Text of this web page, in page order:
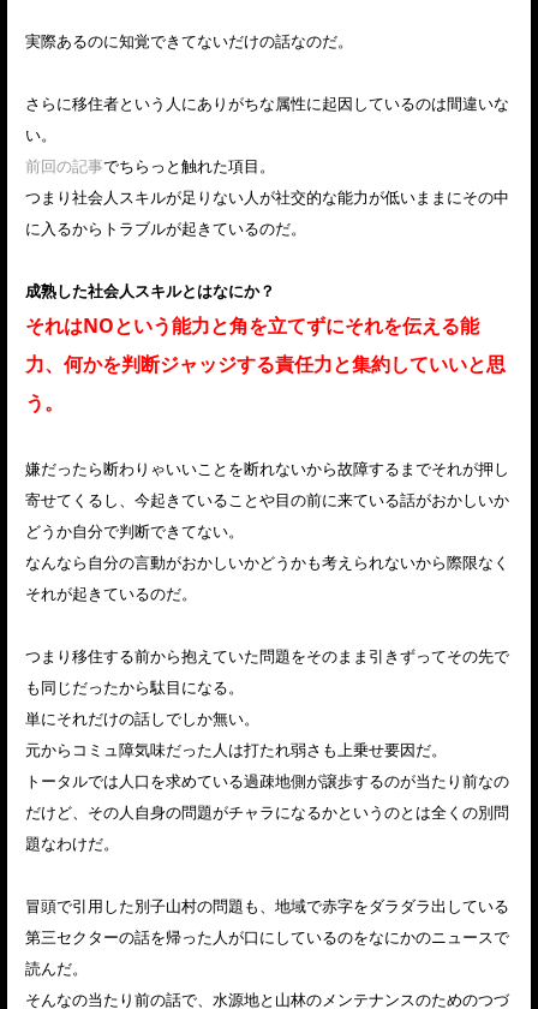
実際あるのに知覚できてないだけの話なのだ。
さらに移住者という人にありがちな属性に起因しているのは間違いな
い。
前回の記事でちらっと触れた項目。
つまり社会人スキルが足りない人が社交的な能力が低いままにその中
に入るからトラブルが起きているのだ。
成熟した社会人スキルとはなにか？
それはNOという能力と角を立てずにそれを伝える能
力、何かを判断ジャッジする責任力と集約していいと思
う。
嫌だったら断わりゃいいことを断れないから故障するまでそれが押し
寄せてくるし、今起きていることや目の前に来ている話がおかしいか
どうか自分で判断できてない。
なんなら自分の言動がおかしいかどうかも考えられないから際限なく
それが起きているのだ。
つまり移住する前から抱えていた問題をそのまま引きずってその先で
も同じだったから駄目になる。
単にそれだけの話しでしか無い。
元からコミュ障気味だった人は打たれ弱さも上乗せ要因だ。
トータルでは人口を求めている過疎地側が譲歩するのが当たり前なの
だけど、その人自身の問題がチャラになるかというのとは全くの別問
題なわけだ。
冒頭で引用した別子山村の問題も、地域で赤字をダラダラ出している
第三セクターの話を帰った人が口にしているのをなにかのニュースで
読んだ。
そんなの当たり前の話で、水源地と山林のメンテナンスのためのつづ